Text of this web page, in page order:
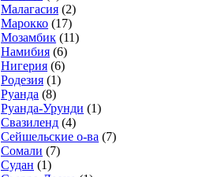
Малагасия (2)
Марокко (17)
Мозамбик (11)
Намибия (6)
Нигерия (6)
Родезия (1)
Руанда (8)
Руанда-Урунди (1)
Свазиленд (4)
Сейшельские о-ва (7)
Сомали (7)
Судан (1)